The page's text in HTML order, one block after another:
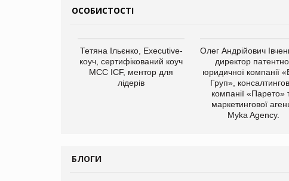
ОСОБИСТОСТІ
Тетяна Ільєнко, Executive-
коуч, сертифікований коуч
МСС ICF, ментор для
лідерів
Олег Андрійович
директор
юридичної компанії
Груп»,
компанії «Парето»
маркетингової
Myka Agency.
БЛОГИ